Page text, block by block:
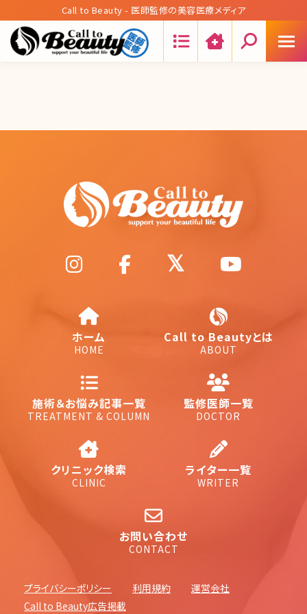
Call to Beauty - 医師監修の美容医療メディア
ホーム
HOME
Call to Beautyとは
ABOUT
施術＆お悩み記事一覧
TREATMENT & COLUMN
監修医師一覧
DOCTOR
クリニック検索
CLINIC
ライター一覧
WRITER
お問い合わせ
CONTACT
プライバシーポリシー 利用規約
運営会社
Call to Beauty広告掲載